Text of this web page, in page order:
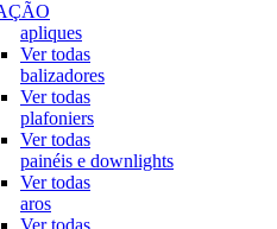
apliques
Ver todas
balizadores
Ver todas
plafoniers
Ver todas
painéis e downlights
Ver todas
aros